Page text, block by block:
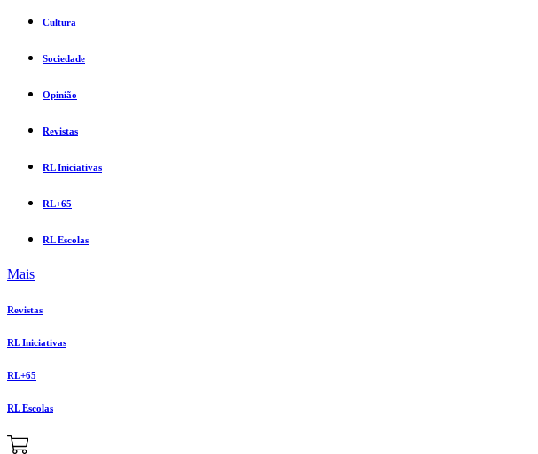
Cultura
Sociedade
Opinião
Revistas
RL Iniciativas
RL+65
RL Escolas
Mais
Revistas
RL Iniciativas
RL+65
RL Escolas